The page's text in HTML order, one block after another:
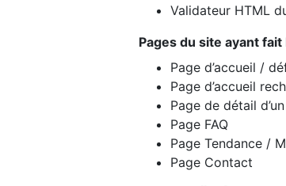
Validateur HTML
Pages du site ayant
Page d’accueil /
Page d’accueil
Page de détail
Page FAQ
Page Tendance /
Page Contact